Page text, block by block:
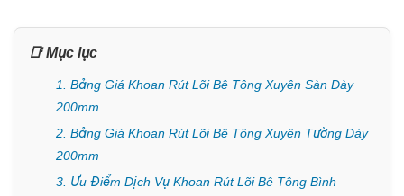
📑 Mục lục
1. Bảng Giá Khoan Rút Lõi Bê Tông Xuyên Sàn Dày
200mm
2. Bảng Giá Khoan Rút Lõi Bê Tông Xuyên Tường Dày
200mm
3. Ưu Điểm Dịch Vụ Khoan Rút Lõi Bê Tông Bình